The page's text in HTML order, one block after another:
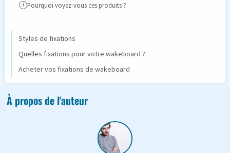
i Pourquoi voyez-vous ces produits ?
Styles de fixations
Quelles fixations pour votre wakeboard ?
Acheter vos fixations de wakeboard
À propos de l'auteur